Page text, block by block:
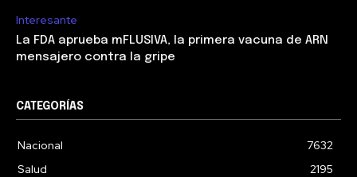
Interesante
La FDA aprueba mFLUSIVA, la primera vacuna de ARN
mensajero contra la gripe
CATEGORÍAS
Nacional
7632
Salud
2195